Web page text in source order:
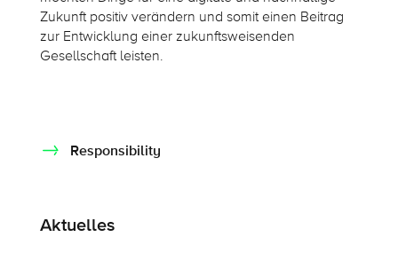
Zukunft positiv verändern und somit einen Beitrag
zur Entwicklung einer zukunftsweisenden
Gesellschaft leisten.
Responsibility
Aktuelles